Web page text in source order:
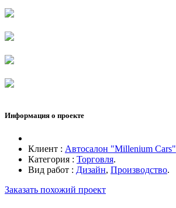
Информация о проекте
Клиент : Автосалон "Millenium Cars"
Категория : Торговля.
Вид работ : Дизайн, Производство.
Заказать похожий проект